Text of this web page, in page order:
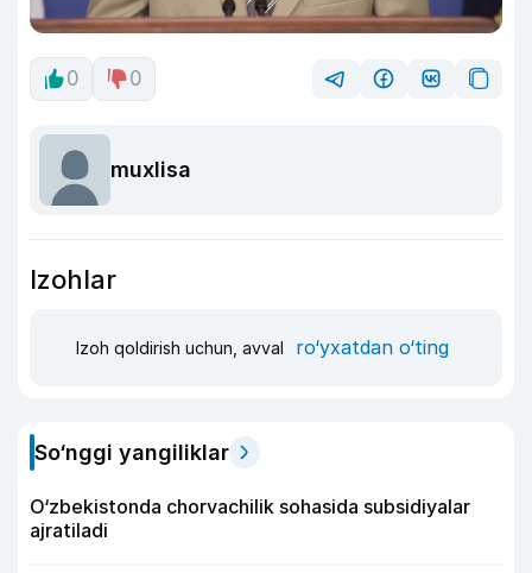
0 0
muxlisa
Izohlar
Izoh qoldirish uchun, avval ro‘yxatdan o‘ting
So‘nggi yangiliklar
O‘zbekistonda chorvachilik sohasida subsidiyalar
ajratiladi